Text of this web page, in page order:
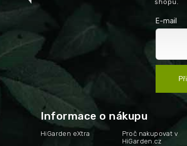
shopu.
E-mail
Informace o nákupu
HiGarden eXtra
Proč nakupovat v
HiGarden.cz